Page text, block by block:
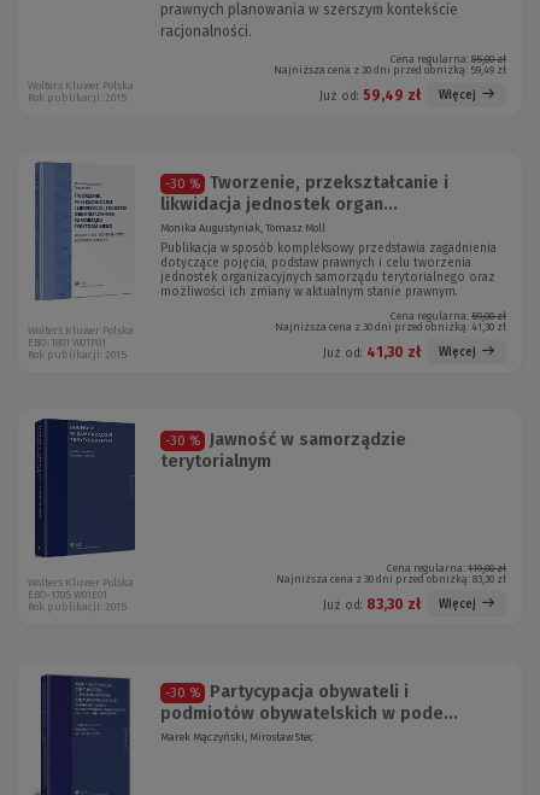
prawnych planowania w szerszym kontekście
racjonalności.
Cena regularna: 85,00 zł
Najniższa cena z 30 dni przed obniżką: 59,49 zł
Już od: 59,49 zł Więcej
Wolters Kluwer Polska
Rok publikacji: 2015
-30 %
Tworzenie, przekształcanie i
likwidacja jednostek organ...
Monika Augustyniak, Tomasz Moll
Publikacja w sposób kompleksowy przedstawia zagadnienia
dotyczące pojęcia, podstaw prawnych i celu tworzenia
jednostek organizacyjnych samorządu terytorialnego oraz
możliwości ich zmiany w aktualnym stanie prawnym.
Cena regularna: 59,00 zł
Najniższa cena z 30 dni przed obniżką: 41,30 zł
Już od: 41,30 zł Więcej
Wolters Kluwer Polska
EBO-1801 W01P01
Rok publikacji: 2015
-30 %
Jawność w samorządzie
terytorialnym
Cena regularna: 119,00 zł
Najniższa cena z 30 dni przed obniżką: 83,30 zł
Już od: 83,30 zł Więcej
Wolters Kluwer Polska
EBO-1705 W01E01
Rok publikacji: 2015
-30 %
Partycypacja obywateli i
podmiotów obywatelskich w pode...
Marek Mączyński, Mirosław Stec